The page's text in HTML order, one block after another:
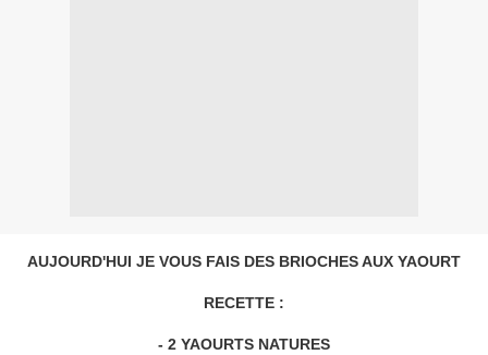
AUJOURD'HUI JE VOUS FAIS DES BRIOCHES AUX YAOURT
RECETTE :
- 2 YAOURTS NATURES